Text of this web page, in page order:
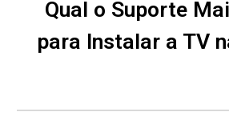
Qual o Suporte
para Instalar a TV